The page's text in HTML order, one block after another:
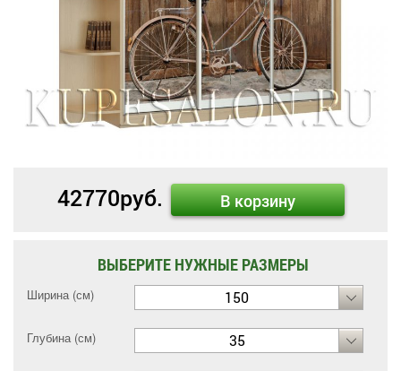
42770руб. В корзину
ВЫБЕРИТЕ НУЖНЫЕ РАЗМЕРЫ
Ширина (см) 150
Глубина (см) 35